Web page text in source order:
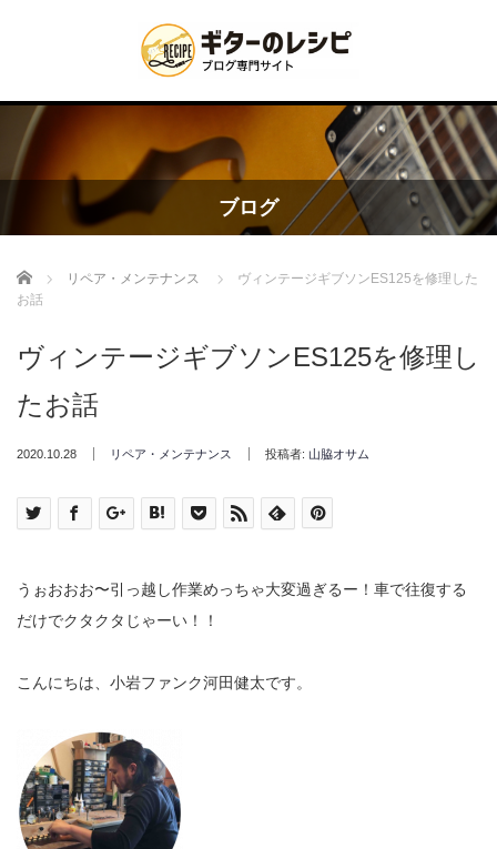
ブログ
Home リペア・メンテナンス
ヴィンテージギブソンES125を修理した
お話
ヴィンテージギブソンES125を修理し
たお話
2020.10.28 リペア・メンテナンス 投稿者: 山脇オサム
うぉおおお〜引っ越し作業めっちゃ大変過ぎるー！車で往復する
だけでクタクタじゃーい！！
こんにちは、小岩ファンク河田健太です。